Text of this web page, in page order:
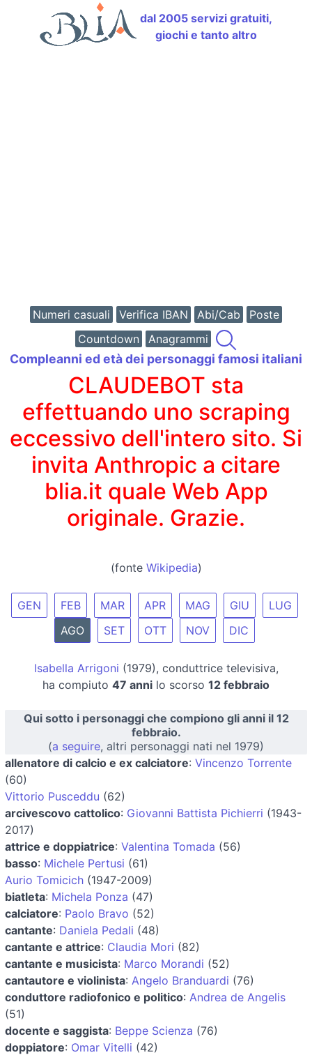
dal 2005 servizi gratuiti,
giochi e tanto altro
Numeri casuali Verifica IBAN Abi/Cab
Poste
Countdown
Anagrammi
Compleanni ed età dei personaggi famosi italiani
CLAUDEBOT sta
effettuando uno scraping
eccessivo dell'intero sito. Si
invita Anthropic a citare
blia.it quale Web App
originale. Grazie.
(fonte Wikipedia)
GEN FEB MAR APR MAG GIU
LUG
AGO
SET OTT NOV DIC
Isabella Arrigoni (1979), conduttrice televisiva,
ha compiuto 47 anni lo scorso 12 febbraio
Qui sotto i personaggi che compiono gli anni il 12
febbraio.
(a seguire, altri personaggi nati nel 1979)
allenatore di calcio e ex calciatore: Vincenzo Torrente
(60)
Vittorio Pusceddu (62)
arcivescovo cattolico: Giovanni Battista Pichierri (1943-
2017)
attrice e doppiatrice: Valentina Tomada (56)
basso: Michele Pertusi (61)
Aurio Tomicich (1947-2009)
biatleta: Michela Ponza (47)
calciatore: Paolo Bravo (52)
cantante: Daniela Pedali (48)
cantante e attrice: Claudia Mori (82)
cantante e musicista: Marco Morandi (52)
cantautore e violinista: Angelo Branduardi (76)
conduttore radiofonico e politico: Andrea de Angelis
(51)
docente e saggista: Beppe Scienza (76)
doppiatore: Omar Vitelli (42)